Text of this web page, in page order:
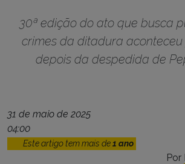
30ª edição do ato que busca
crimes da ditadura
depois da despedida de
31 de maio de 2025
04:00
Este artigo tem mais de1 ano
Por